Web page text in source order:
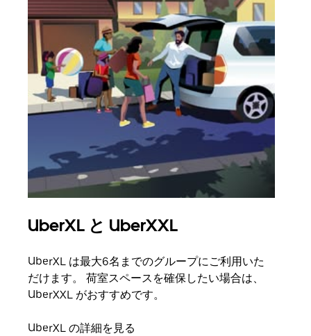
UberXL と UberXXL
UberXL は最大6名までのグループにご利用いた
だけます。 荷室スペースを確保したい場合は、
UberXXL がおすすめです。
UberXL の詳細を見る